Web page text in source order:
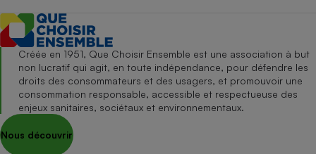
Créée en 1951, Que Choisir Ensemble est une association à but
non lucratif qui agit, en toute indépendance, pour défendre les
droits des consommateurs et des usagers, et promouvoir une
consommation responsable, accessible et respectueuse des
enjeux sanitaires, sociétaux et environnementaux.
Nous découvrir